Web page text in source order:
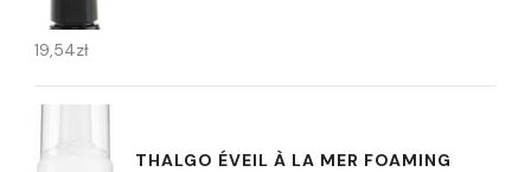
19,54zł
THALGO ÉVEIL À LA MER FOAMING